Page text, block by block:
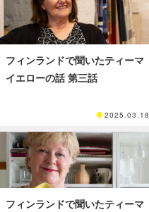
フィンランドで聞いたティーマ
イエローの話 第三話
2025.03.18
フィンランドで聞いたティーマ